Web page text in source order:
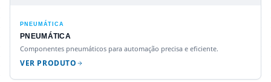
PNEUMÁTICA
PNEUMÁTICA
Componentes pneumáticos para automação precisa e eficiente.
VER PRODUTO